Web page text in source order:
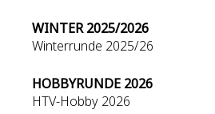
WINTER 2025/2026
Winterrunde 2025/26
HOBBYRUNDE 2026
HTV-Hobby 2026